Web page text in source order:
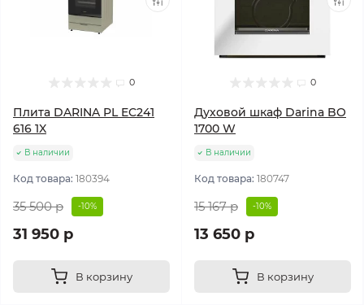
0
Плита DARINA PL EC241
616 1X
В наличии
Код товара: 180394
35 500 р -10%
31 950 р
В корзину
0
Духовой шкаф Darina BO
1700 W
В наличии
Код товара: 180747
15 167 р -10%
13 650 р
В корзину